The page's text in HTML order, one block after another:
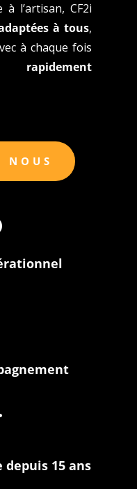
l’artisan, CF2i
à tous,
à chaque fois
rapidement
NOUS
depuis 15 ans